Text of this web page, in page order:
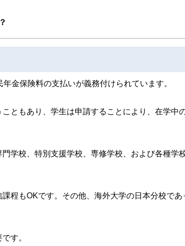
金保険料の支払いが義務付けられています。
ともあり、学生は申請することにより、在学中
学校、特別支援学校、専修学校、および各種学
程もOKです。その他、海外大学の日本分校であ
す。